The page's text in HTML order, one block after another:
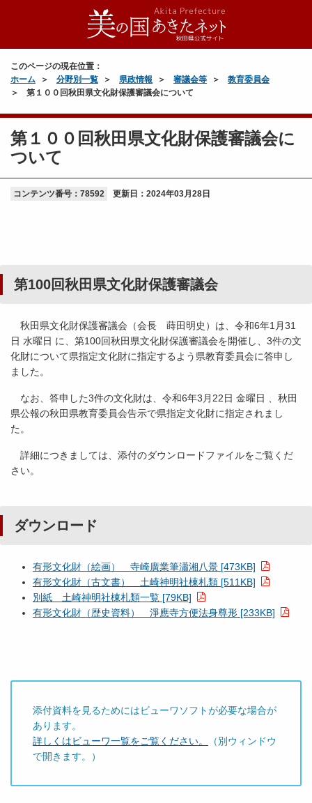
このページの現在位置：
ホーム
分野別一覧 県政情報 審議会等
教育委員会
第１００回秋田県文化財保護審議会について
第１００回秋田県文化財保護審議会に
ついて
コンテンツ番号：78592 更新日： 2024年03月28日
第100回秋田県文化財保護審議会
秋田県文化財保護審議会（会長 蒔田明史）は、令和6年1月31
日 水曜日 に、第100回秋田県文化財保護審議会を開催し、3件の文
化財について県指定文化財に指定するよう県教育委員会に答申し
ました。
なお、答申した3件の文化財は、令和6年3月22日 金曜日 、秋田
県公報の秋田県教育委員会告示で県指定文化財に指定されまし
た。
詳細につきましては、添付のダウンロードファイルをご覧くだ
さい。
ダウンロード
有形文化財（絵画） 寺崎廣業筆瀟湘八景 [473KB]
有形文化財（古文書） 土崎神明社棟札類 [511KB]
別紙 土崎神明社棟札類一覧 [79KB]
有形文化財（歴史資料） 淨應寺方便法身尊形 [233KB]
添付資料を見るためにはビューワソフトが必要な場合が
あります。
詳しくはビューワ一覧をご覧ください。
（別ウィンドウ
で開きます。）